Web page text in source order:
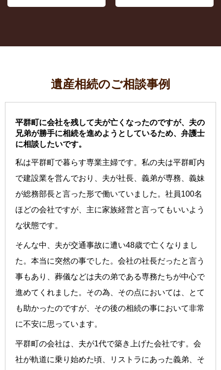
遺産相続のご相談事例
平群町に会社を残して夫が亡くなったのですが、夫の
兄弟が勝手に相続を進めようとしているため、弁護士
に相談したいです。
私は平群町で暮らす専業主婦です。私の夫は平群町内
で建設業を営んでおり、夫が社長、義弟が専務、義妹
が総務部長と言った形で働いていました。社員100名
ほどの会社ですが、主に家族経営と言ってもいいよう
な状態です。
そんな中、夫が交通事故に遭い48歳で亡くなりまし
た。本当に突然の事でした。会社の社長だったと言う
事もあり、葬儀などは夫の弟である専務たちが中心で
進めてくれました。その為、その点においては、とて
も助かったのですが、その後の相続の事において非常
に不安に思っています。
平群町の会社は、夫が1代で築き上げた会社です。会
社が軌道に乗り始めた頃、リストラにあった義弟、そ